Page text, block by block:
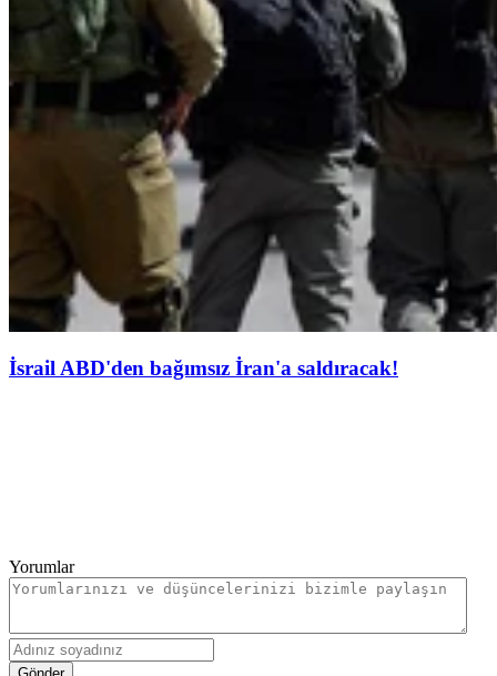
İsrail ABD'den bağımsız İran'a saldıracak!
Yorumlar